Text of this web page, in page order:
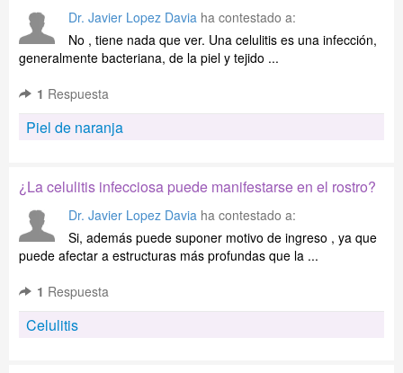
Dr. Javier Lopez Davia ha contestado a:
No , tiene nada que ver. Una celulitis es una infección,
generalmente bacteriana, de la piel y tejido ...
1 Respuesta
Piel de naranja
¿La celulitis infecciosa puede manifestarse en el rostro?
Dr. Javier Lopez Davia ha contestado a:
Si, además puede suponer motivo de ingreso , ya que
puede afectar a estructuras más profundas que la ...
1 Respuesta
Celulitis